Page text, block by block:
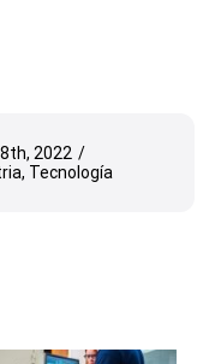
2022 /
, Tecnología